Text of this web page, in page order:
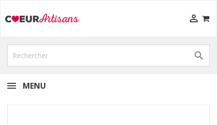


MENU